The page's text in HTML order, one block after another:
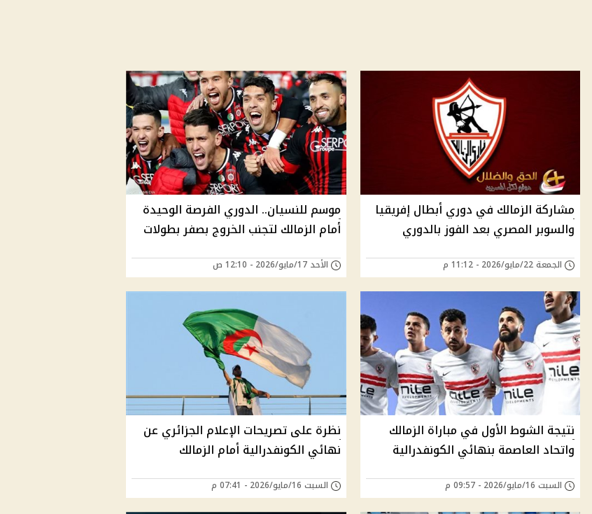
مشاركة الزمالك في دوري أبطال إفريقيا
والسوبر المصري بعد الفوز بالدوري
الجمعة 22/مايو/2026 - 11:12 م
موسم للنسيان.. الدوري الفرصة الوحيدة
أمام الزمالك لتجنب الخروج بصفر بطولات
الأحد 17/مايو/2026 - 12:10 ص
نتيجة الشوط الأول في مباراة الزمالك
واتحاد العاصمة بنهائي الكونفدرالية
السبت 16/مايو/2026 - 09:57 م
نظرة على تصريحات الإعلام الجزائري عن
نهائي الكونفدرالية أمام الزمالك
السبت 16/مايو/2026 - 07:41 م